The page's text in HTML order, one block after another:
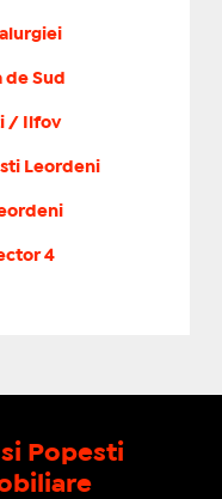
Sud
/ Ilfov
Leordeni
4
Popesti